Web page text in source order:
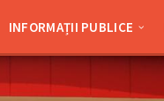
INFORMAȚII PUBLICE